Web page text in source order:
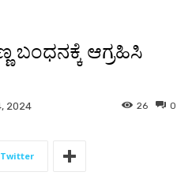
ಬಂಧನಕ್ಕೆ ಆಗ್ರಹಿಸಿ
2024 0
26
Twitter